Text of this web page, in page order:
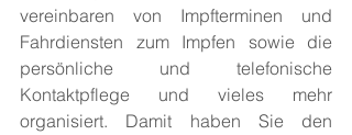
vereinbaren von Impfterminen und
Fahrdiensten zum Impfen sowie die
persönliche und telefonische
Kontaktpflege und vieles mehr
organisiert. Damit haben Sie den